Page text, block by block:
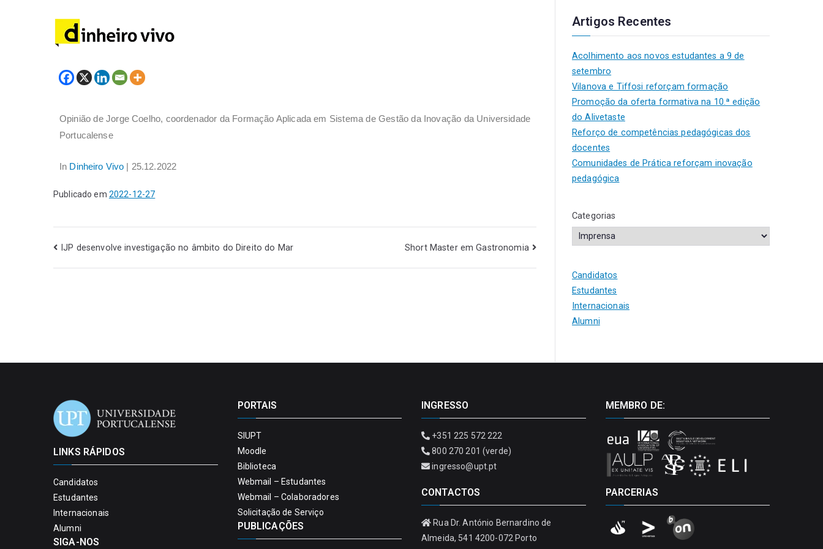
Opinião de Jorge Coelho, coordenador da Formação Aplicada em Sistema de Gestão da Inovação da Universidade
Portucalense
In Dinheiro Vivo | 25.12.2022
Publicado em 2022-12-27
IJP desenvolve investigação no âmbito do Direito do Mar Short Master em Gastronomia
Artigos Recentes
Acolhimento aos novos estudantes a 9 de
setembro
Vilanova e Tiffosi reforçam formação
Promoção da oferta formativa na 10.ª edição
do Alivetaste
Reforço de competências pedagógicas dos
docentes
Comunidades de Prática reforçam inovação
pedagógica
Categorias
Candidatos
Estudantes
Internacionais
Alumni
LINKS RÁPIDOS
Candidatos
Estudantes
Internacionais
Alumni
SIGA-NOS
PORTAIS
SIUPT
Moodle
Biblioteca
Webmail – Estudantes
Webmail – Colaboradores
Solicitação de Serviço
PUBLICAÇÕES
INGRESSO
+351 225 572 222
800 270 201 (verde)
ingresso@upt.pt
CONTACTOS
Rua Dr. António Bernardino de
Almeida, 541 4200-072 Porto
MEMBRO DE:
PARCERIAS